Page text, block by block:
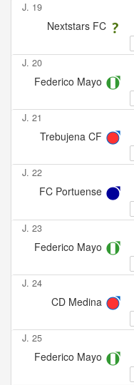
J. 19
Nextstars FC
J. 20
Federico Mayo
J. 21
Trebujena CF
J. 22
FC Portuense
J. 23
Federico Mayo
J. 24
CD Medina
J. 25
Federico Mayo